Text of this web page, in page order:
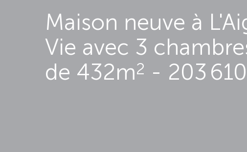
Maison neuve à
Vie avec 3
de 432m2 - 203